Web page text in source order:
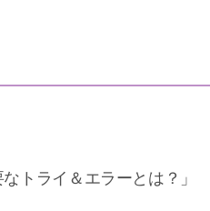
トライ＆エラーとは？」